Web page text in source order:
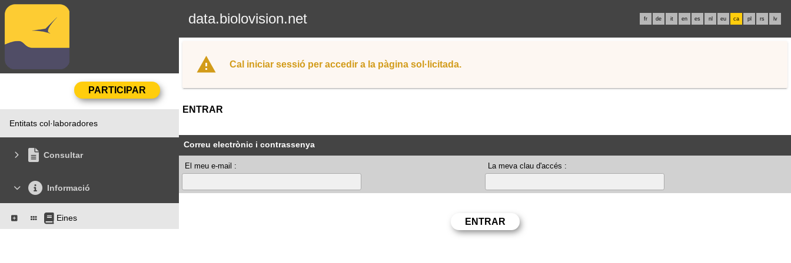
data.biolovision.net fr de it en es nl eu ca pl rs lv
Entitats col·laboradores
Consultar
Informació
Eines
Cal iniciar sessió per accedir a la pàgina sol·licitada.
ENTRAR
Correu electrònic i contrassenya
El meu e-mail : La meva clau d'accés :